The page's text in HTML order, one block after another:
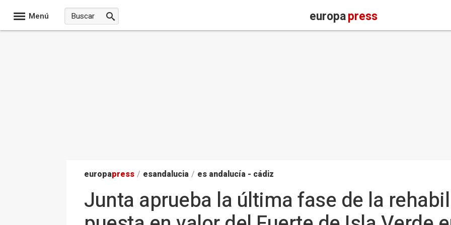
Menú europapress
europapress / esandalucia / es andalucía - cádiz
Junta aprueba la última fase de la